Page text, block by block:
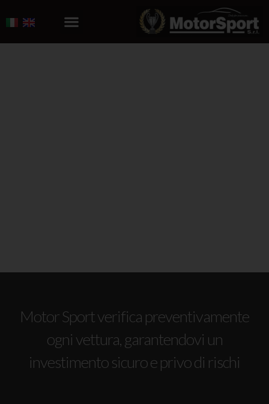
Motor Sport verifica preventivamente
ogni vettura, garantendovi un
investimento sicuro e privo di rischi